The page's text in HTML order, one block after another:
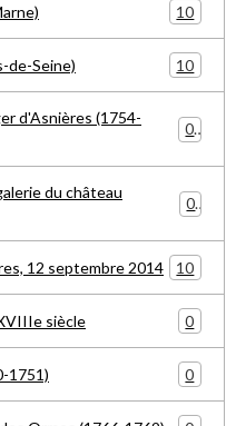
10
de-Seine) 10
d'Asnières (1754-
0
du château
0
12 septembre 2014 10
siècle 0
1751) 0